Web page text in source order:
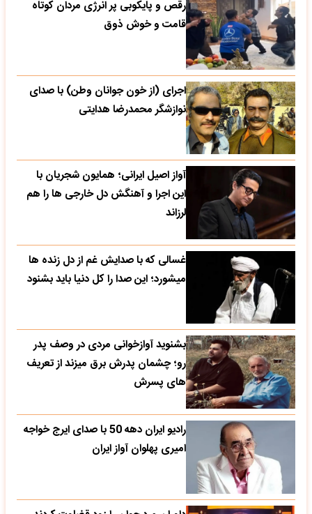
رقص و پایکوبی پر انرژی مردان کوتاه
قامت و خوش ذوق
اجرای (از خون جوانان وطن) با صدای
نوازشگر محمدرضا هدایتی
آواز اصیل ایرانی؛ همایون شجریان با
این اجرا و آهنگش دل خارجی ها را هم
لرزاند
غسالی که با صدایش غم از دل زنده ها
میشورد؛ این صدا را کل دنیا باید بشنود
بشنوید آوازخوانی مردی در وصف پدر
رو؛ چشمان پدرش برق میزند از تعریف
های پسرش
رادیو ایران دهه 50 با صدای ایرج خواجه
امیری پهلوان آواز ایران